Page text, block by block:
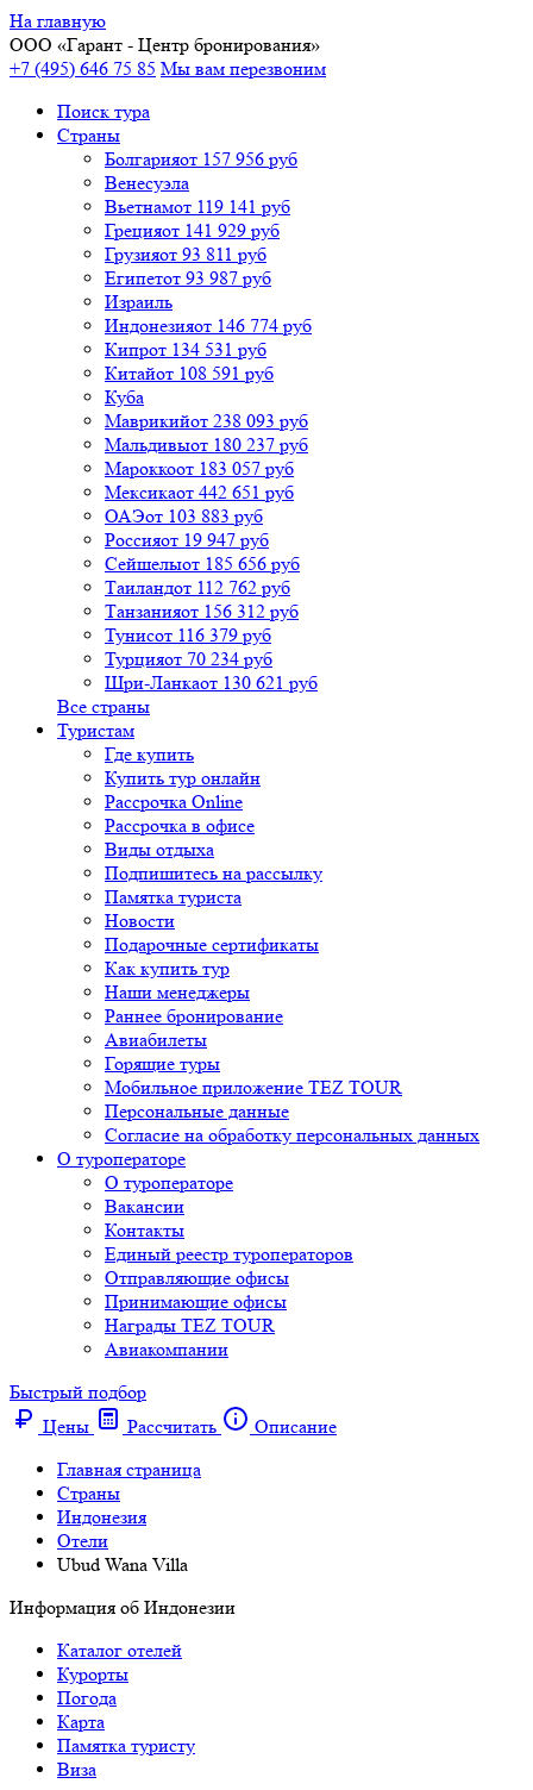
На главную
ООО «Гарант - Центр бронирования»
+7 (495) 646 75 85 Мы вам перезвоним
Поиск тура
Cтраны
Болгарияот 157 956 руб
Венесуэла
Вьетнамот 119 141 руб
Грецияот 141 929 руб
Грузияот 93 811 руб
Египетот 93 987 руб
Израиль
Индонезияот 146 774 руб
Кипрот 134 531 руб
Китайот 108 591 руб
Куба
Маврикийот 238 093 руб
Мальдивыот 180 237 руб
Мароккоот 183 057 руб
Мексикаот 442 651 руб
ОАЭот 103 883 руб
Россияот 19 947 руб
Сейшелыот 185 656 руб
Таиландот 112 762 руб
Танзанияот 156 312 руб
Тунисот 116 379 руб
Турцияот 70 234 руб
Шри-Ланкаот 130 621 руб
Все страны
Туристам
Где купить
Купить тур онлайн
Рассрочка Online
Рассрочка в офисе
Виды отдыха
Подпишитесь на рассылку
Памятка туриста
Новости
Подарочные сертификаты
Как купить тур
Наши менеджеры
Раннее бронирование
Авиабилеты
Горящие туры
Мобильное приложение TEZ TOUR
Персональные данные
Согласие на обработку персональных данных
О туроператоре
О туроператоре
Вакансии
Контакты
Единый реестр туроператоров
Отправляющие офисы
Принимающие офисы
Награды TEZ TOUR
Авиакомпании
Быстрый подбор
Цены
Рассчитать
Описание
Главная страница
Cтраны
Индонезия
Отели
Ubud Wana Villa
Информация об Индонезии
Каталог отелей
Курорты
Погода
Карта
Памятка туристу
Виза